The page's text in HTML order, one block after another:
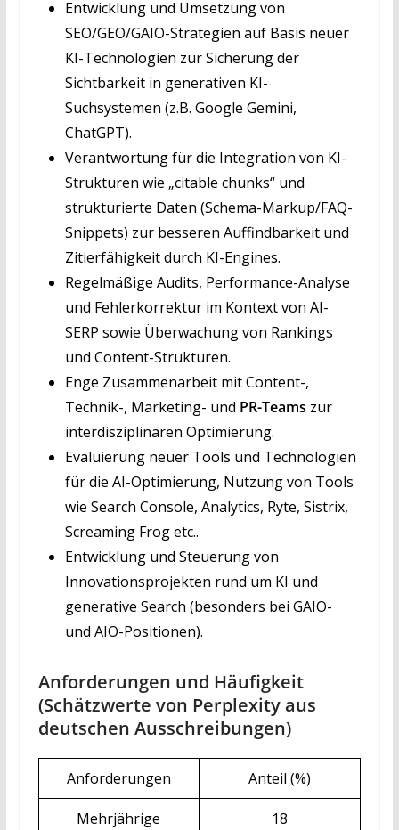
Entwicklung und Umsetzung von
SEO/GEO/GAIO-Strategien auf Basis neuer
KI-Technologien zur Sicherung der
Sichtbarkeit in generativen KI-
Suchsystemen (z.B. Google Gemini,
ChatGPT).
Verantwortung für die Integration von KI-
Strukturen wie „citable chunks“ und
strukturierte Daten (Schema-Markup/FAQ-
Snippets) zur besseren Auffindbarkeit und
Zitierfähigkeit durch KI-Engines.
Regelmäßige Audits, Performance-Analyse
und Fehlerkorrektur im Kontext von AI-
SERP sowie Überwachung von Rankings
und Content-Strukturen.
Enge Zusammenarbeit mit Content-,
Technik-, Marketing- und PR-Teams zur
interdisziplinären Optimierung.
Evaluierung neuer Tools und Technologien
für die AI-Optimierung, Nutzung von Tools
wie Search Console, Analytics, Ryte, Sistrix,
Screaming Frog etc..
Entwicklung und Steuerung von
Innovationsprojekten rund um KI und
generative Search (besonders bei GAIO-
und AIO-Positionen).
Anforderungen und Häufigkeit
(Schätzwerte von Perplexity aus
deutschen Ausschreibungen)
Anforderungen Anteil (%)
Mehrjährige
18